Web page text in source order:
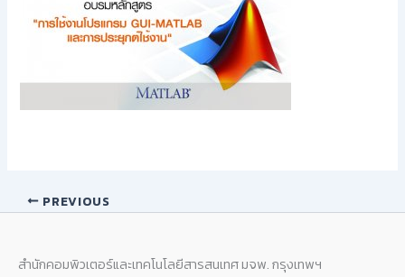
PREVIOUS
สำนักคอมพิวเตอร์และเทคโนโลยีสารสนเทศ มจพ. กรุงเทพฯ